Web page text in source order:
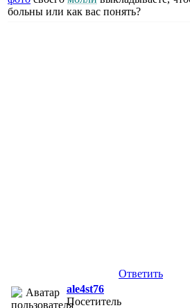
больны или как вас понять?
Ответить
ale4st76
Посетитель